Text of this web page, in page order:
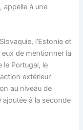
appelle à une
l’Estonie et
de mentionner la
le Portugal, le
extérieur
au niveau de
ajoutée à la seconde